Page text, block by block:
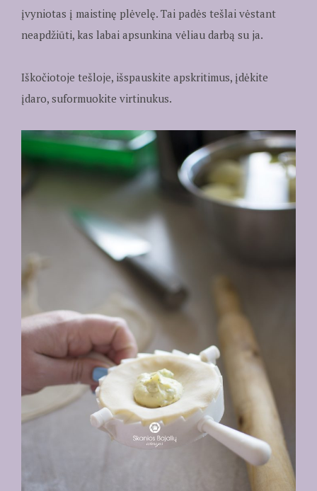
įvyniotas į maistinę plėvelę. Tai padės tešlai vėstant
neapdžiūti, kas labai apsunkina vėliau darbą su ja.
Iškočiotoje tešloje, išspauskite apskritimus, įdėkite
įdaro, suformuokite virtinukus.